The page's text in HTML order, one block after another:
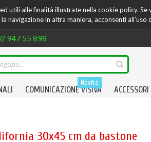
utili alle finalità illustrate nella cookie policy. Se
navigazione in altra maniera, acconsenti all’uso
947 55 898
COMUNICAZIONE VISIVA
Novità
ACCESSORI
30x45 cm da bastone